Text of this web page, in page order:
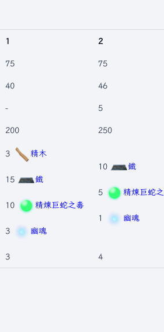
1 2
75 75
40 46
- 5
200 250
3 精木
15 鐵
10 精煉巨蛇之毒
3 幽魂
10 鐵
5 精煉巨蛇
1 幽魂
3 4